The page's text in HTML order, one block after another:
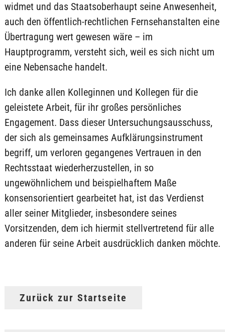
widmet und das Staatsoberhaupt seine Anwesenheit,
auch den öffentlich-rechtlichen Fernsehanstalten eine
Übertragung wert gewesen wäre – im
Hauptprogramm, versteht sich, weil es sich nicht um
eine Nebensache handelt.
Ich danke allen Kolleginnen und Kollegen für die
geleistete Arbeit, für ihr großes persönliches
Engagement. Dass dieser Untersuchungsausschuss,
der sich als gemeinsames Aufklärungsinstrument
begriff, um verloren gegangenes Vertrauen in den
Rechtsstaat wiederherzustellen, in so
ungewöhnlichem und beispielhaftem Maße
konsensorientiert gearbeitet hat, ist das Verdienst
aller seiner Mitglieder, insbesondere seines
Vorsitzenden, dem ich hiermit stellvertretend für alle
anderen für seine Arbeit ausdrücklich danken möchte.
Zurück zur Startseite